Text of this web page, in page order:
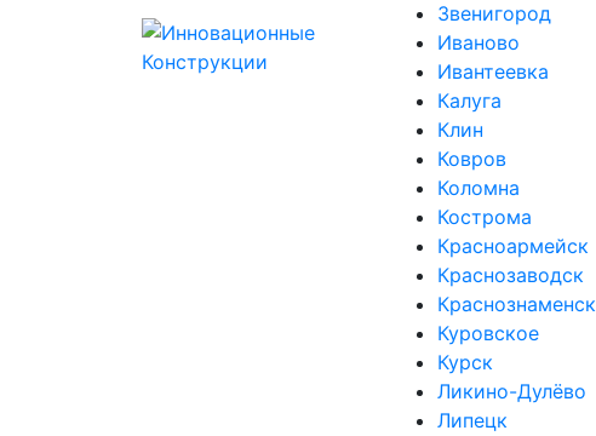
Звенигород
Иваново
Ивантеевка
Калуга
Клин
Ковров
Коломна
Кострома
Красноармейск
Краснозаводск
Краснознаменск
Куровское
Курск
Ликино-Дулёво
Липецк